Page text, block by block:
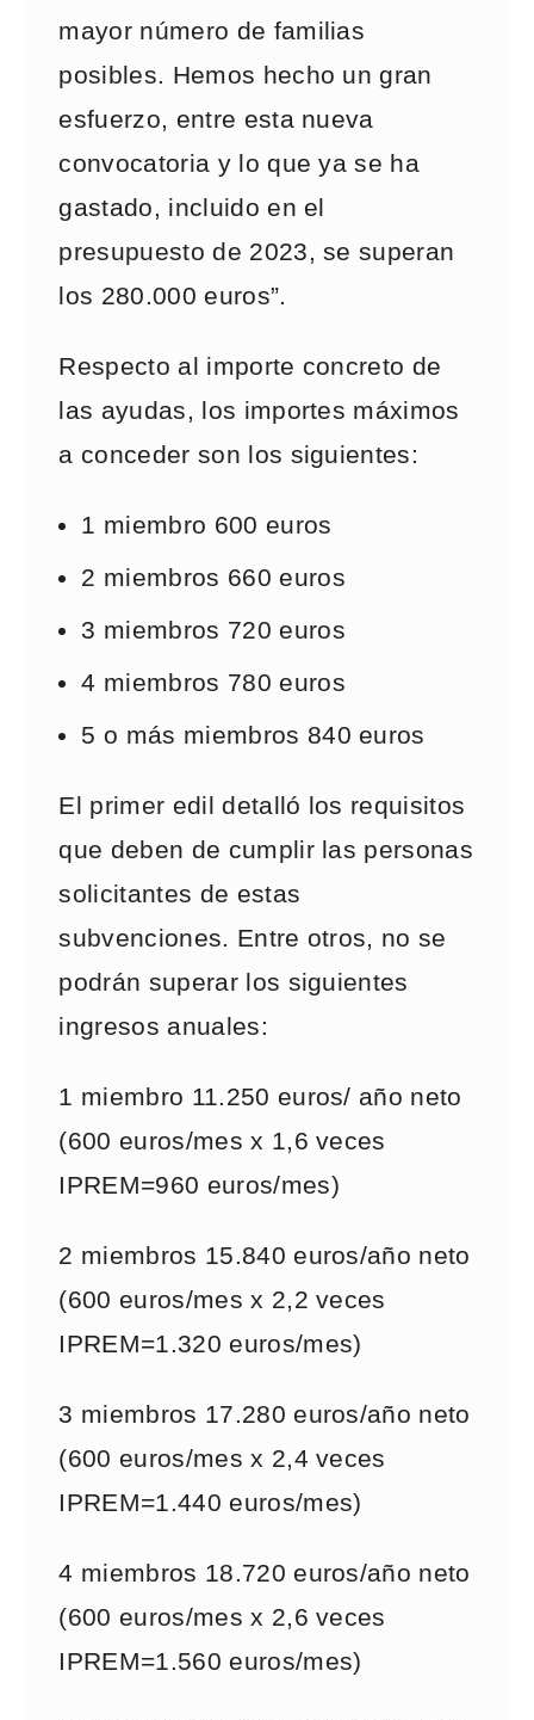
mayor número de familias
posibles. Hemos hecho un gran
esfuerzo, entre esta nueva
convocatoria y lo que ya se ha
gastado, incluido en el
presupuesto de 2023, se superan
los 280.000 euros”.
Respecto al importe concreto de
las ayudas, los importes máximos
a conceder son los siguientes:
1 miembro 600 euros
2 miembros 660 euros
3 miembros 720 euros
4 miembros 780 euros
5 o más miembros 840 euros
El primer edil detalló los requisitos
que deben de cumplir las personas
solicitantes de estas
subvenciones. Entre otros, no se
podrán superar los siguientes
ingresos anuales:
1 miembro 11.250 euros/ año neto
(600 euros/mes x 1,6 veces
IPREM=960 euros/mes)
2 miembros 15.840 euros/año neto
(600 euros/mes x 2,2 veces
IPREM=1.320 euros/mes)
3 miembros 17.280 euros/año neto
(600 euros/mes x 2,4 veces
IPREM=1.440 euros/mes)
4 miembros 18.720 euros/año neto
(600 euros/mes x 2,6 veces
IPREM=1.560 euros/mes)